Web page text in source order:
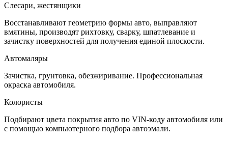
Слесари, жестянщики
Восстанавливают геометрию формы авто, выправляют
вмятины, производят рихтовку, сварку, шпатлевание и
зачистку поверхностей для получения единой плоскости.
Автомаляры
Зачистка, грунтовка, обезжиривание. Профессиональная
окраска автомобиля.
Колористы
Подбирают цвета покрытия авто по VIN-коду автомобиля или
с помощью компьютерного подбора автоэмали.